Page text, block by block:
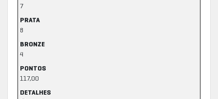
7
PRATA
8
BRONZE
4
PONTOS
117,00
DETALHES